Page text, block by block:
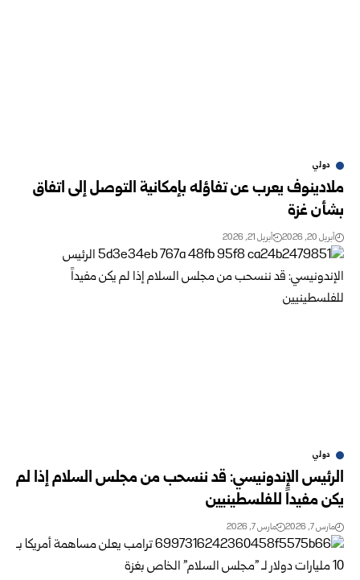
دولي
ملادينوف يعرب عن تفاؤله بإمكانية التوصل إلى اتفاق
بشأن غزة
أبريل 20, 2026 أبريل 21, 2026
دولي
الرئيس الإندونيسي: قد ننسحب من مجلس السلام إذا لم
يكن مفيداً للفلسطينيين
مارس 7, 2026 مارس 7, 2026